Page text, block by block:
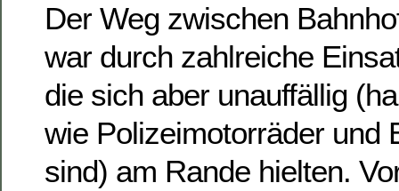
Der Weg zwischen
war durch zahlreiche
die sich aber unauffällig
wie Polizeimotorräder und
sind) am Rande hielten.